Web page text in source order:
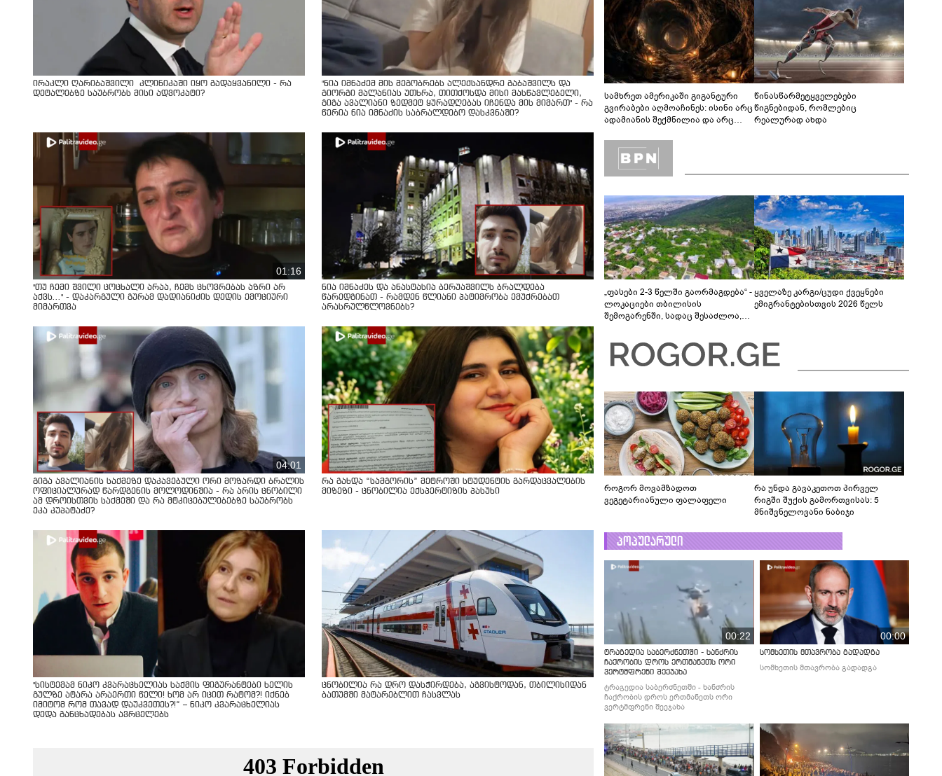
ირაკლი ღარიბაშვილი კლინიკაში იყო გადაყვანილი - რა
დეტალებზე საუბრობს მისი ადვოკატი?
"ნია იმნაძემ მის მეგობრებს ალექსანდრე გაბაშვილს და
გიორგი მალანიას უთხრა, თითქოსდა მისი მასწავლებელი,
გიგა ავალიანი ზედმეტ ყურადღებას იჩენდა მის მიმართ" - რა
წერია ნია იმნაძის საბრალდებო დასკვნაში?
01:16
"თუ ჩემი შვილი ცოცხალი არაა, ჩემს ცხოვრებას აზრი არ
აქვს..." - დაკარგული გურამ დადიანიძის დედის ემოციური
მიმართვა
ნია იმნაძეს და ანასტასია ბერუაშვილს ბრალდება
წარედგინათ - რამდენ წლიანი პატიმრობა ემუქრებათ
არასრულწლოვნებს?
04:01
გიგა ავალიანის საქმეზე დაკავებული ორი მოზარდი ბრალის
ოფიციალურად წარდგენის მოლოდინშია - რა არის ცნობილი
ამ დროისთვის საქმეში და რა მტკიცებულებებზე საუბრობს
ეკა კუპატაძე?
რა გახდა “სამგორის” მეტროში სტუდენტის გარდაცვალების
მიზეზი - ცნობილია ექსპერტიზის პასუხი
"სისტემამ ნიკო კვარაცხელიას საქმის ფიგურანტები ხელის
გულზე ატარა არაერთი წელი! ხომ არ იცით რატომ?! იქნებ
იმიტომ რომ თავად დაუკვეთეს?!“ – ნიკო კვარაცხელიას
დედა განცხადებას ავრცელებს
ცნობილია რა დრო დასჭირდება, აგვისტოდან, თბილისიდან
ბათუმში მატარებლით ჩასვლას
სამხრეთ ამერიკაში გიგანტური
გვირაბები აღმოაჩინეს: ისინი არც
ადამიანის შექმნილია და არც
ლაბირინთები?
წინასწარმეტყველებები
წიგნებიდან, რომლებიც
რეალურად ახდა
„ფასები 2-3 წელში გაორმაგდება“ -
ლოკაციები თბილისის
შემოგარენში, სადაც შესაძლოა,
ყველაზე კარგი/ცუდი ქვეყნები
ემიგრანტებისთვის 2026 წელს
როგორ მოვამზადოთ
ვეგეტარიანული ფალაფელი
რა უნდა გავაკეთოთ პირველ
რიგში შუქის გამორთვისას: 5
მნიშვნელოვანი ნაბიჯი
პოპულარული
00:22
ტრაგედია საბერძნეთში - ხანძრის
ჩაქრობის დროს ერთმანეთს ორი
ვერტმფრენი შეეჯახა
ტრაგედია საბერძნეთში - ხანძრის
ჩაქრობის დროს ერთმანეთს ორი
ვერტმფრენი შეეჯახა
00:00
სომხეთის მთავრობა გადადგა
სომხეთის მთავრობა გადადგა